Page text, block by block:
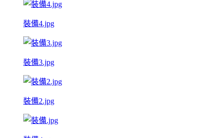
裝備4.jpg
裝備3.jpg
裝備2.jpg